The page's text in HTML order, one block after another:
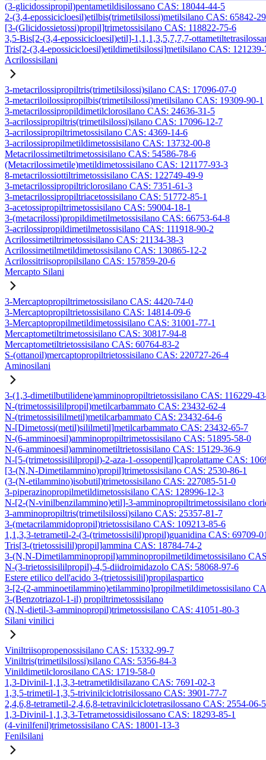
(3-glicidossipropil)pentametildisilossano CAS: 18044-44-5
2-(3,4-epossicicloesil)etilbis(trimetilsilossi)metilsilano CAS: 65842-
[3-(Glicidossietossi)propil]trimetossisilano CAS: 118822-75-6
3,5-Bis[2-(3,4-epossicicloesil)etil]-1,1,1,3,5,7,7,7-
Tris[2-(3,4-epossicicloesil)etildimetilsilossi]metilsilano CAS: 121239-
Acrilossisilani
3-metacrilossipropiltris(trimetilsilossi)silano CAS: 17096-07-0
3-metacriloilossipropilbis(trimetilsilossi)metilsilano CAS: 19309-90-1
3-metacrilossipropildimetilclorosilano CAS: 24636-31-5
3-acrilossipropiltris(trimetilsilossi)silano CAS: 17096-12-7
3-acrilossipropiltrimetossisilano CAS: 4369-14-6
3-acrilossipropilmetildimetossisilano CAS: 13732-00-8
Metacrilossimetiltrimetossisilano CAS: 54586-78-6
(Metacrilossimetile)metildimetossisilano CAS: 121177-93-3
8-metacrilossiottiltrimetossisilano CAS: 122749-49-9
3-metacrilossipropiltriclorosilano CAS: 7351-61-3
3-metacrilossipropiltriacetossisilano CAS: 51772-85-1
3-acetossipropiltrimetossisilano CAS: 59004-18-1
3-(metacrilossi)propildimetilmetossisilano CAS: 66753-64-8
3-acrilossipropildimetilmetossisilano CAS: 111918-90-2
Acrilossimetiltrimetossisilano CAS: 21134-38-3
Acrilossimetilmetildimetossisilano CAS: 130865-12-2
Acrilossitriisopropilsilano CAS: 157859-20-6
Mercapto Silani
3-Mercaptopropiltrimetossisilano CAS: 4420-74-0
3-Mercaptopropiltrietossisilano CAS: 14814-09-6
3-Mercaptopropilmetildimetossisilano CAS: 31001-77-1
Mercaptometiltrimetossisilano CAS: 30817-94-8
Mercaptometiltrietossisilano CAS: 60764-83-2
S-(ottanoil)mercaptopropiltrietossisilano CAS: 220727-26-4
Aminosilani
3-(1,3-dimetilbutilidene)amminopropiltrietossisilano CAS: 116229-
N-(trimetossisililpropil)metilcarbammato CAS: 23432-62-4
N-(trimetossisililmetil)metilcarbammato CAS: 23432-64-6
N-[Dimetossi(metil)sililmetil]metilcarbammato CAS: 23432-65-7
N-(6-amminoesil)amminopropiltrimetossisilano CAS: 51895-58-0
N-(6-amminoesil)amminometiltrietossisilano CAS: 15129-36-9
N-[5-(trimetossisililpropil)-2-aza-1-ossopentil]caprolattame CAS:
[3-(N,N-Dimetilammino)propil]trimetossisilano CAS: 2530-86-1
(3-(N-etilammino)isobutil)trimetossisilano CAS: 227085-51-0
3-piperazinopropilmetildimetossisilano CAS: 128996-12-3
N-[2-(N-vinilbenzilammino)etil]-3-amminopropiltrimetossisilano
3-amminopropiltris(trimetilsilossi)silano CAS: 25357-81-7
3-(metacrilammidopropil)trietossisilano CAS: 109213-85-6
1,1,3,3-tetrametil-2-(3-(trimetossisilil)propil)guanidina CAS: 69709-
Tris[3-(trietossisilil)propil]ammina CAS: 18784-74-2
3-(N,N-Dimetilamminopropil)amminopropilmetildimetossisilano
N-(3-trietossisililpropil)-4,5-diidroimidazolo CAS: 58068-97-6
Estere etilico dell'acido 3-(trietossisilil)propilaspartico
3-[2-(2-amminoetilammino)etilammino]propilmetildimetossisilano
3-(Benzotriazol-1-il) propiltrimetossisilano
(N,N-dietil-3-amminopropil)trimetossisilano CAS: 41051-80-3
Silani vinilici
Viniltriisopropenossisilano CAS: 15332-99-7
Viniltris(trimetilsilossi)silano CAS: 5356-84-3
Vinildimetilclorosilano CAS: 1719-58-0
1,3-Divinil-1,1,3,3-tetrametildisilazano CAS: 7691-02-3
1,3,5-trimetil-1,3,5-trivinilciclotrisilossano CAS: 3901-77-7
2,4,6,8-tetrametil-2,4,6,8-tetravinilciclotetrasilossano CAS: 2554-06-5
1,3-Divinil-1,1,3,3-Tetrametossidisilossano CAS: 18293-85-1
(4-vinilfenil)trimetossisilano CAS: 18001-13-3
Fenilsilani